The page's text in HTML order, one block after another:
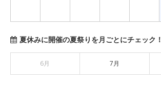
夏休みに開催の夏祭りを月ごとにチェック！
6月 7月